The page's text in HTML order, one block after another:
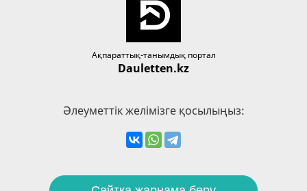
Ақпараттық-танымдық портал
Dauletten.kz
Әлеуметтік желімізге қосылыңыз: